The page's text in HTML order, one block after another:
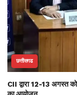
छत्तीसगढ
CII द्वारा 12-13 अगस्त